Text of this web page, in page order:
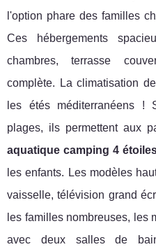
l'option phare des familles
Ces hébergements
chambres, terrasse
complète. La climatisation
les étés méditerranéens !
plages, ils permettent aux
aquatique camping 4
les enfants. Les modèles
vaisselle, télévision grand
les familles nombreuses, les
avec deux salles de